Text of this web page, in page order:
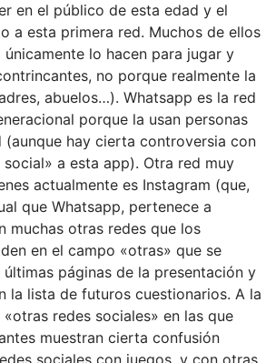
en el público de esta edad y el
a esta primera red. Muchos de ellos
lo hacen para jugar y
no porque realmente la
abuelos…). Whatsapp es la red
porque la usan personas
(aunque hay cierta controversia con
a esta app). Otra red muy
actualmente es Instagram (que,
que Whatsapp, pertenece a
muchas otras redes que los
en el campo «otras» que se
últimas páginas de la presentación y
la lista de futuros cuestionarios. A la
redes sociales» en las que
muestran cierta confusión